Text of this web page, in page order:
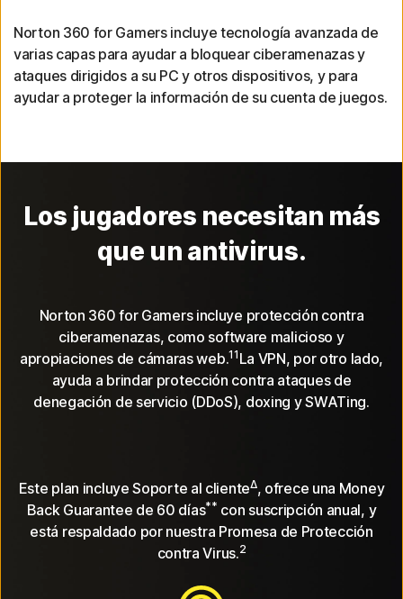
Norton 360 for Gamers incluye tecnología avanzada de
varias capas para ayudar a bloquear ciberamenazas y
ataques dirigidos a su PC y otros dispositivos, y para
ayudar a proteger la información de su cuenta de juegos.
Los jugadores necesitan más
que un antivirus.
Norton 360 for Gamers incluye protección contra
ciberamenazas, como software malicioso y
apropiaciones de cámaras web.11 La VPN, por otro lado,
ayuda a brindar protección contra ataques de
denegación de servicio (DDoS), doxing y SWATing.
Este plan incluye Soporte al clienteΔ, ofrece una Money
Back Guarantee de 60 días** con suscripción anual, y
está respaldado por nuestra Promesa de Protección
contra Virus.2